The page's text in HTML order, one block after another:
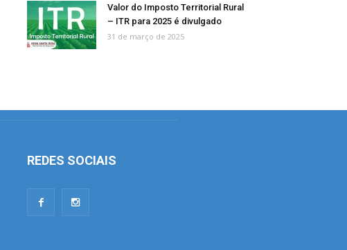
Valor do Imposto Territorial Rural
– ITR para 2025 é divulgado
31 de março de 2025
REDES SOCIAIS